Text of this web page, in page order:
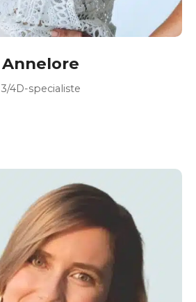
Annelore
3/4D-specialiste